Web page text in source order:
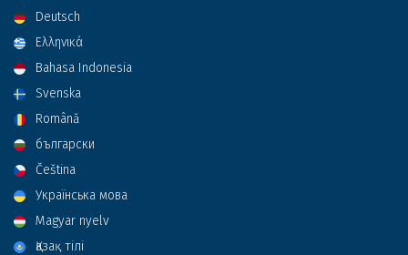
Deutsch
Ελληνικά
Bahasa Indonesia
Svenska
Română
български
Čeština
Українська мова
Magyar nyelv
Қазақ тілі